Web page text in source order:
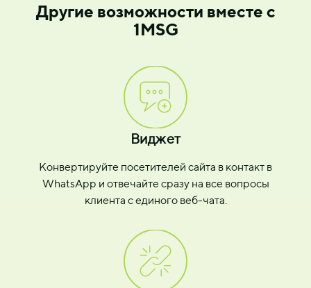
Другие возможности вместе с
1MSG
Виджет
Конвертируйте посетителей сайта в контакт в
WhatsApp и отвечайте сразу на все вопросы
клиента с единого веб-чата.